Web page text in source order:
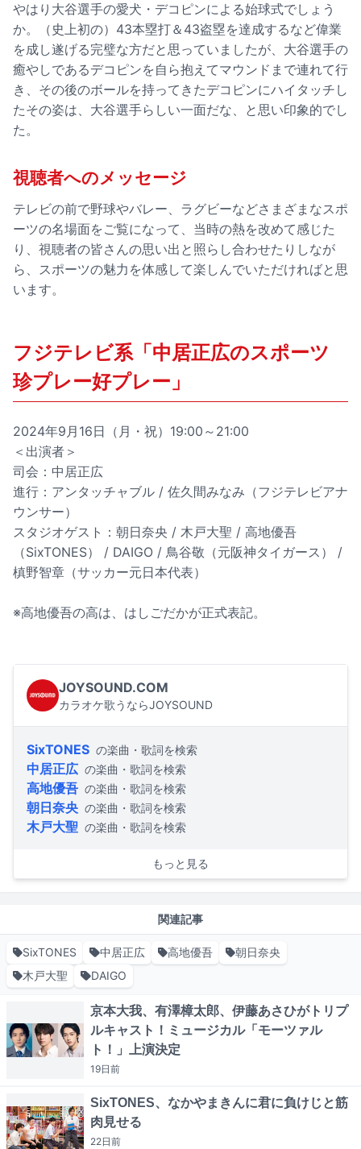
やはり大谷選手の愛犬・デコピンによる始球式でしょう
か。（史上初の）43本塁打＆43盗塁を達成するなど偉業
を成し遂げる完璧な方だと思っていましたが、大谷選手の
癒やしであるデコピンを自ら抱えてマウンドまで連れて行
き、その後のボールを持ってきたデコピンにハイタッチし
たその姿は、大谷選手らしい一面だな、と思い印象的でし
た。
視聴者へのメッセージ
テレビの前で野球やバレー、ラグビーなどさまざまなスポ
ーツの名場面をご覧になって、当時の熱を改めて感じた
り、視聴者の皆さんの思い出と照らし合わせたりしなが
ら、スポーツの魅力を体感して楽しんでいただければと思
います。
フジテレビ系「中居正広のスポーツ
珍プレー好プレー」
2024年9月16日（月・祝）19:00～21:00
＜出演者＞
司会：中居正広
進行：アンタッチャブル / 佐久間みなみ（フジテレビアナ
ウンサー）
スタジオゲスト：朝日奈央 / 木戸大聖 / 高地優吾
（SixTONES） / DAIGO / 鳥谷敬（元阪神タイガース） /
槙野智章（サッカー元日本代表）
※高地優吾の高は、はしごだかが正式表記。
JOYSOUND.COM
カラオケ歌うならJOYSOUND
SixTONES の楽曲・歌詞を検索
中居正広 の楽曲・歌詞を検索
高地優吾 の楽曲・歌詞を検索
朝日奈央 の楽曲・歌詞を検索
木戸大聖 の楽曲・歌詞を検索
もっと見る
関連記事
SixTONES 中居正広 高地優吾
朝日奈央
木戸大聖
DAIGO
京本大我、有澤樟太郎、伊藤あさひがトリプ
ルキャスト！ミュージカル「モーツァル
ト！」上演決定
19日前
SixTONES、なかやまきんに君に負けじと筋
肉見せる
22日前